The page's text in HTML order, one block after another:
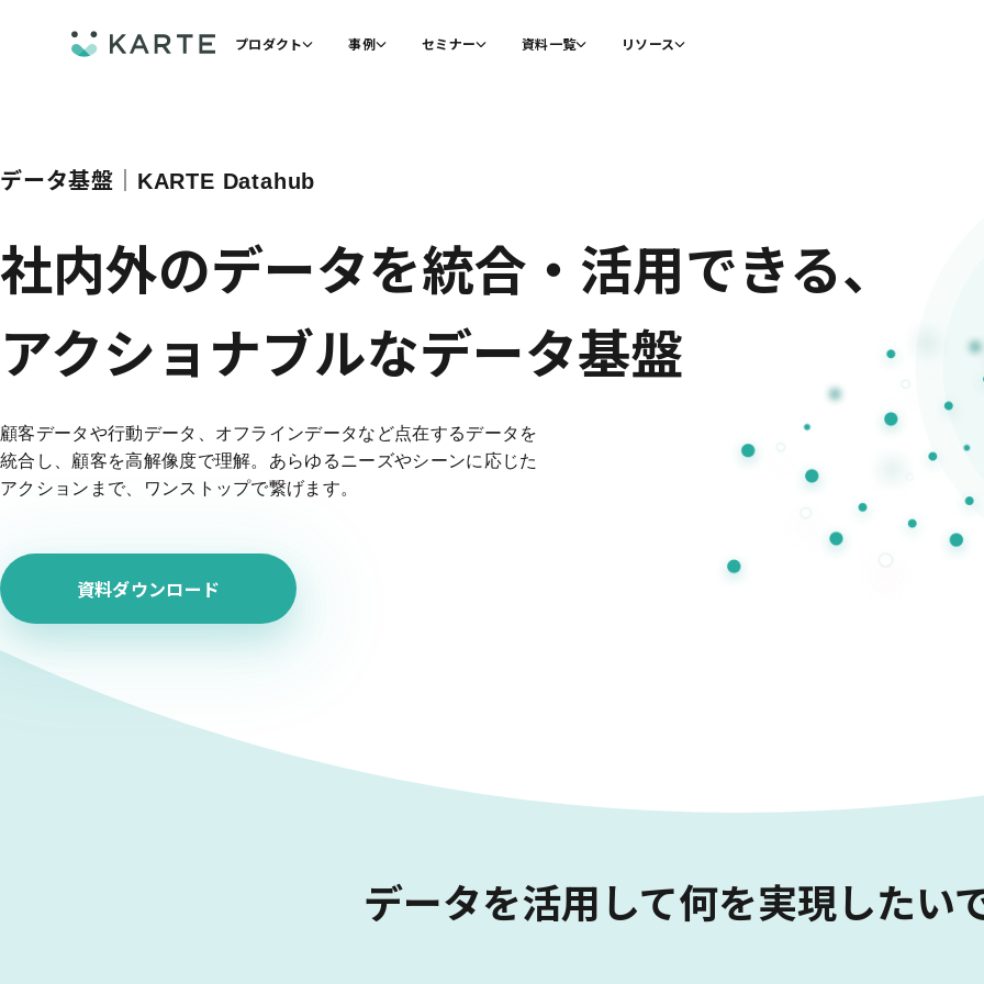
プロダクト 事例 セミナー 資料一覧 リソース
データ基盤｜ KARTE Datahub
社内外のデータを統合・活用できる、
アクショナブルなデータ基盤
顧客データや行動データ、オフラインデータなど点在するデータを
統合し、顧客を高解像度で理解。あらゆるニーズやシーンに応じた
アクションまで、ワンストップで繋げます。
資料ダウンロード
データを活用して何を実現したい